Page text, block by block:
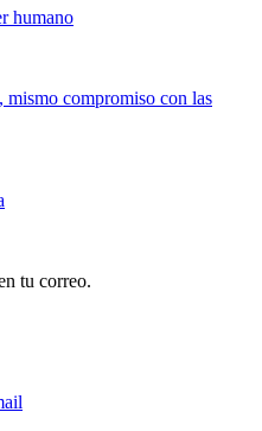
humano
mismo compromiso con las
tu correo.